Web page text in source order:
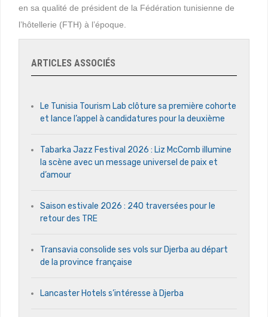
en sa qualité de président de la Fédération tunisienne de
l’hôtellerie (FTH) à l’époque.
ARTICLES ASSOCIÉS
Le Tunisia Tourism Lab clôture sa première cohorte
et lance l’appel à candidatures pour la deuxième
Tabarka Jazz Festival 2026 : Liz McComb illumine
la scène avec un message universel de paix et
d’amour
Saison estivale 2026 : 240 traversées pour le
retour des TRE
Transavia consolide ses vols sur Djerba au départ
de la province française
Lancaster Hotels s’intéresse à Djerba